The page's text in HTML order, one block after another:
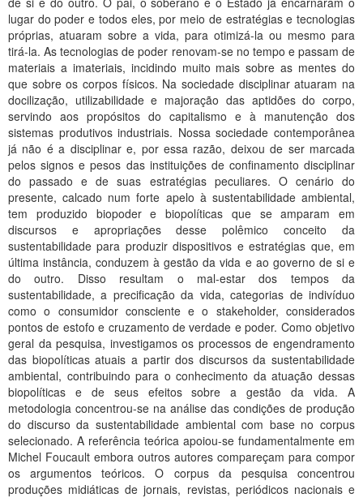
Secretaria-Geral
Secretaria de Governo
Gabinete de Segurança Institucional
Advocacia-Geral da União
Banco Central do Brasil
Planalto
lugar do poder e todos eles, por meio de estratégias e tecnologias
próprias, atuaram sobre a vida, para otimizá-la ou mesmo para
tirá-la. As tecnologias de poder renovam-se no tempo e passam de
materiais a imateriais, incidindo muito mais sobre as mentes do
que sobre os corpos físicos. Na sociedade disciplinar atuaram na
docilização, utilizabilidade e majoração das aptidões do corpo,
servindo aos propósitos do capitalismo e à manutenção dos
sistemas produtivos industriais. Nossa sociedade contemporânea
já não é a disciplinar e, por essa razão, deixou de ser marcada
pelos signos e pesos das instituições de confinamento disciplinar
do passado e de suas estratégias peculiares. O cenário do
presente, calcado num forte apelo à sustentabilidade ambiental,
tem produzido biopoder e biopolíticas que se amparam em
discursos e apropriações desse polêmico conceito da
sustentabilidade para produzir dispositivos e estratégias que, em
última instância, conduzem à gestão da vida e ao governo de si e
do outro. Disso resultam o mal-estar dos tempos da
sustentabilidade, a precificação da vida, categorias de indivíduo
como o consumidor consciente e o stakeholder, considerados
pontos de estofo e cruzamento de verdade e poder. Como objetivo
geral da pesquisa, investigamos os processos de engendramento
das biopolíticas atuais a partir dos discursos da sustentabilidade
ambiental, contribuindo para o conhecimento da atuação dessas
biopolíticas e de seus efeitos sobre a gestão da vida. A
metodologia concentrou-se na análise das condições de produção
do discurso da sustentabilidade ambiental com base no corpus
selecionado. A referência teórica apoiou-se fundamentalmente em
Michel Foucault embora outros autores compareçam para compor
os argumentos teóricos. O corpus da pesquisa concentrou
produções midiáticas de jornais, revistas, periódicos nacionais e